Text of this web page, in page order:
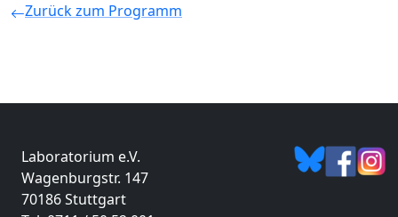
Zurück zum Programm
Laboratorium e.V.
Wagenburgstr. 147
70186 Stuttgart